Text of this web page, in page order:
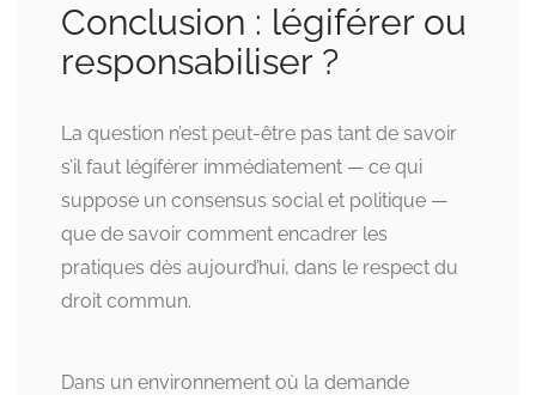
Conclusion : légiférer ou
responsabiliser ?
La question n’est peut-être pas tant de savoir
s’il faut légiférer immédiatement — ce qui
suppose un consensus social et politique —
que de savoir comment encadrer les
pratiques dès aujourd’hui, dans le respect du
droit commun.
Dans un environnement où la demande